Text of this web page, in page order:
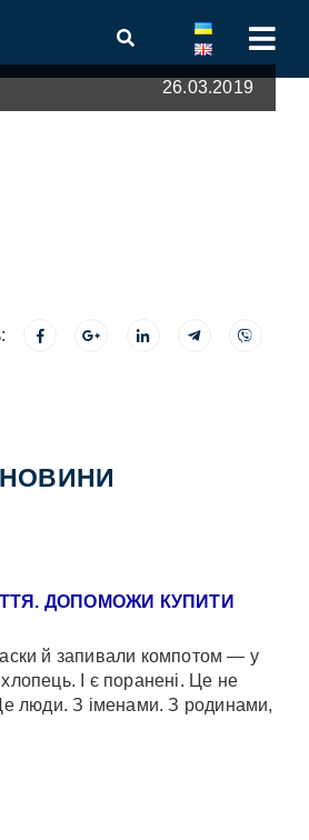
26.03.2019
НОВИНИ
ДОПОМОЖИ КУПИТИ
й запивали компотом — у
І є поранені. Це не
люди. З іменами. З родинами,